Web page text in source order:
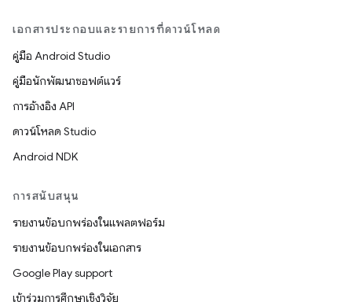
เอกสารประกอบและรายการที่ดาวน์โหลด
คู่มือ Android Studio
คู่มือนักพัฒนาซอฟต์แวร์
การอ้างอิง API
ดาวน์โหลด Studio
Android NDK
การสนับสนุน
รายงานข้อบกพร่องในแพลตฟอร์ม
รายงานข้อบกพร่องในเอกสาร
Google Play support
เข้าร่วมการศึกษาเชิงวิจัย